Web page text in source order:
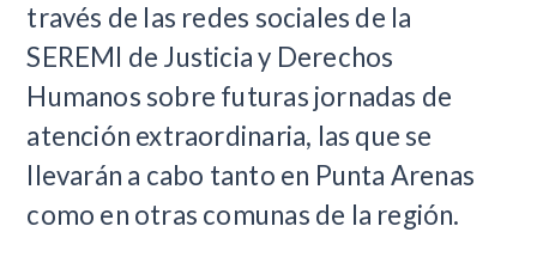
través de las redes sociales de la
SEREMI de Justicia y Derechos
Humanos sobre futuras jornadas de
atención extraordinaria, las que se
llevarán a cabo tanto en Punta Arenas
como en otras comunas de la región.